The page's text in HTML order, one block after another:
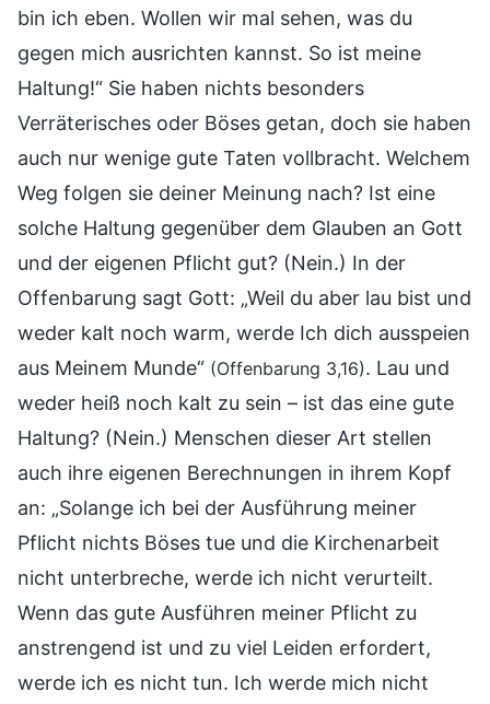
bin ich eben. Wollen wir mal sehen, was du
gegen mich ausrichten kannst. So ist meine
Haltung!“ Sie haben nichts besonders
Verräterisches oder Böses getan, doch sie haben
auch nur wenige gute Taten vollbracht. Welchem
Weg folgen sie deiner Meinung nach? Ist eine
solche Haltung gegenüber dem Glauben an Gott
und der eigenen Pflicht gut? (Nein.) In der
Offenbarung sagt Gott: „Weil du aber lau bist und
weder kalt noch warm, werde Ich dich ausspeien
aus Meinem Munde“ (Offenbarung 3,16). Lau und
weder heiß noch kalt zu sein – ist das eine gute
Haltung? (Nein.) Menschen dieser Art stellen
auch ihre eigenen Berechnungen in ihrem Kopf
an: „Solange ich bei der Ausführung meiner
Pflicht nichts Böses tue und die Kirchenarbeit
nicht unterbreche, werde ich nicht verurteilt.
Wenn das gute Ausführen meiner Pflicht zu
anstrengend ist und zu viel Leiden erfordert,
werde ich es nicht tun. Ich werde mich nicht